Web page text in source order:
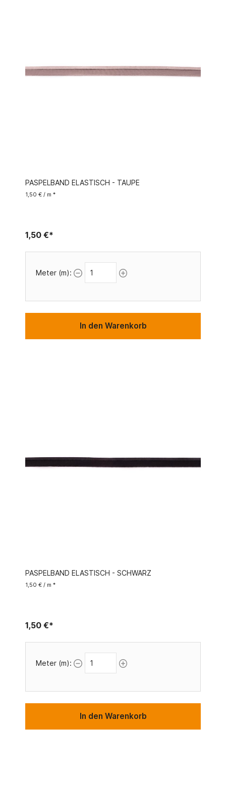
PASPELBAND ELASTISCH - TAUPE
1,50 € / m *
1,50 €*
Meter (m):
In den Warenkorb
PASPELBAND ELASTISCH - SCHWARZ
1,50 € / m *
1,50 €*
Meter (m):
In den Warenkorb